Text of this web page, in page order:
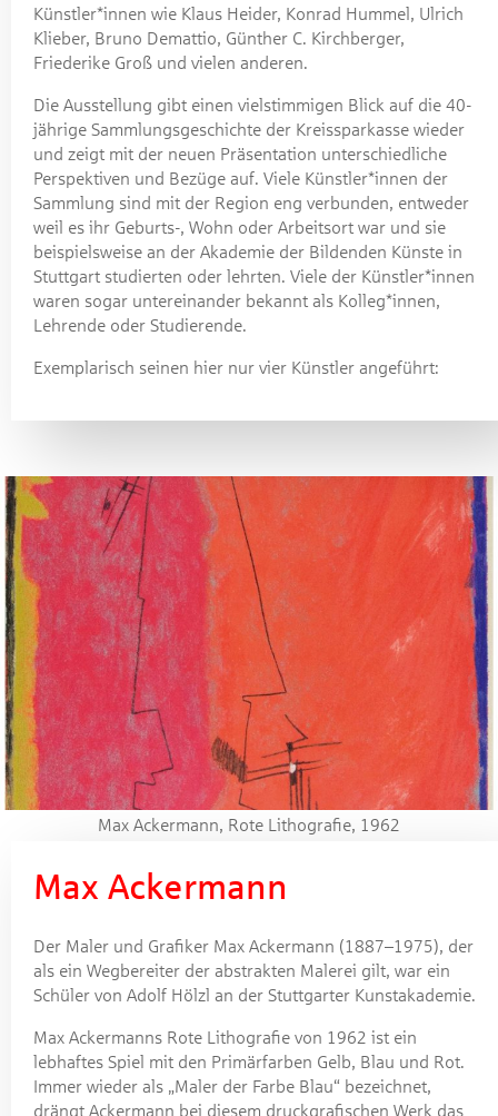
Künstler*innen wie Klaus Heider, Konrad Hummel, Ulrich
Klieber, Bruno Demattio, Günther C. Kirchberger,
Friederike Groß und vielen anderen.
Die Ausstellung gibt einen vielstimmigen Blick auf die 40-
jährige Sammlungsgeschichte der Kreissparkasse wieder
und zeigt mit der neuen Präsentation unterschiedliche
Perspektiven und Bezüge auf. Viele Künstler*innen der
Sammlung sind mit der Region eng verbunden, entweder
weil es ihr Geburts-, Wohn oder Arbeitsort war und sie
beispielsweise an der Akademie der Bildenden Künste in
Stuttgart studierten oder lehrten. Viele der Künstler*innen
waren sogar untereinander bekannt als Kolleg*innen,
Lehrende oder Studierende.
Exemplarisch seinen hier nur vier Künstler angeführt:
Max Ackermann, Rote Lithografie, 1962
Max Ackermann
Der Maler und Grafiker Max Ackermann (1887–1975), der
als ein Wegbereiter der abstrakten Malerei gilt, war ein
Schüler von Adolf Hölzl an der Stuttgarter Kunstakademie.
Max Ackermanns Rote Lithografie von 1962 ist ein
lebhaftes Spiel mit den Primärfarben Gelb, Blau und Rot.
Immer wieder als „Maler der Farbe Blau“ bezeichnet,
drängt Ackermann bei diesem druckgrafischen Werk das